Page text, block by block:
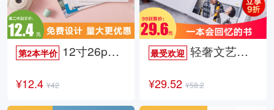
第2本半价 12寸26p时尚杂志册
¥12.4 ¥42
最受欢迎 轻奢文艺照片书
¥29.52 ¥58.2